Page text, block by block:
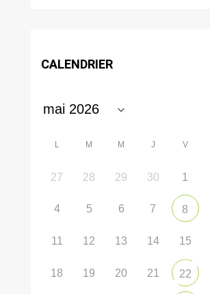
CALENDRIER
L M M J V
27 28 29 30 1
4 5 6 7 8
11 12 13 14 15
18 19 20 21 22